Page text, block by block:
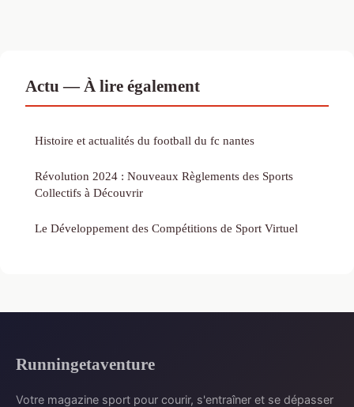
Actu — À lire également
Histoire et actualités du football du fc nantes
Révolution 2024 : Nouveaux Règlements des Sports
Collectifs à Découvrir
Le Développement des Compétitions de Sport Virtuel
Runningetaventure
Votre magazine sport pour courir, s'entraîner et se dépasser